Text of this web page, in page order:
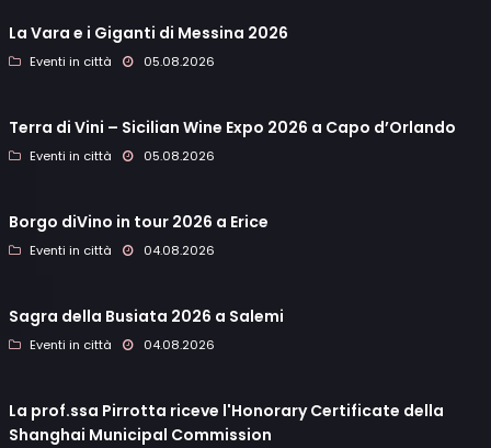
La Vara e i Giganti di Messina 2026
Eventi in città 05.08.2026
Terra di Vini – Sicilian Wine Expo 2026 a Capo d’Orlando
Eventi in città 05.08.2026
Borgo diVino in tour 2026 a Erice
Eventi in città 04.08.2026
Sagra della Busiata 2026 a Salemi
Eventi in città 04.08.2026
La prof.ssa Pirrotta riceve l'Honorary Certificate della
Shanghai Municipal Commission